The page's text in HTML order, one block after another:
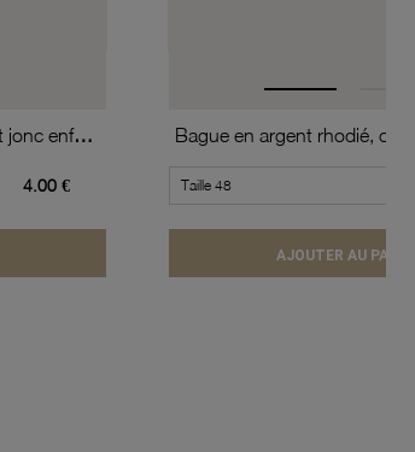
Simili rouge-bleu pour bracelet jonc enfant Méli Versa, 10mm
4.00 €
Bague en argent rhodié,
AJOUTER AU